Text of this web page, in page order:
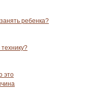
ребенка?
это